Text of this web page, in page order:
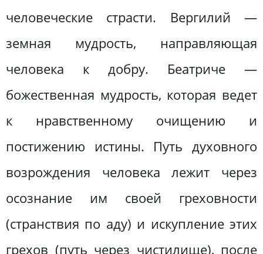
человеческие страсти. Вергилий —
земная мудрость, направляющая
человека к добру. Беатриче —
божественная мудрость, которая ведет
к нравственному очищению и
постижению истины. Путь духовного
возрождения человека лежит через
осознание им своей греховности
(странствия по аду) и искупление этих
грехов (путь через чистилище), после